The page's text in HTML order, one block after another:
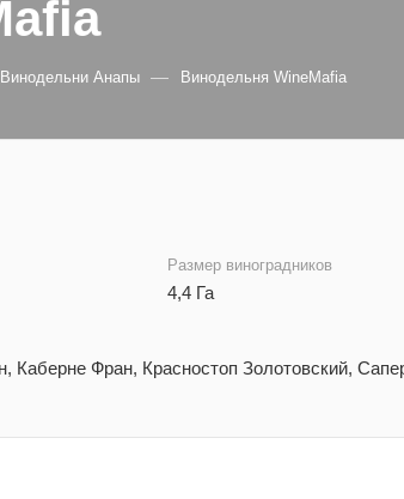
Винодельни Анапы — Винодельня WineMafia
Размер виноградников
4,4 Га
Фран, Красностоп Золотовский,